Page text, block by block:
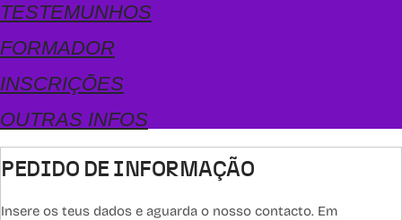
TESTEMUNHOS
FORMADOR
INSCRIÇÕES
OUTRAS INFOS
PEDIDO DE INFORMAÇÃO
Insere os teus dados e aguarda o nosso contacto. Em